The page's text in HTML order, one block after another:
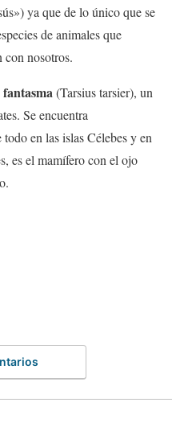
ya que de lo único que se
de animales que
con nosotros.
(Tarsius tarsier), un
Se encuentra
en las islas Célebes y en
es el mamífero con el ojo